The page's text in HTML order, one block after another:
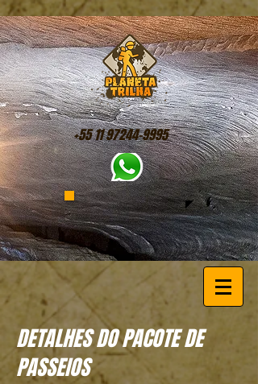
+55 11 97244-9995
DETALHES DO PACOTE DE
PASSEIOS